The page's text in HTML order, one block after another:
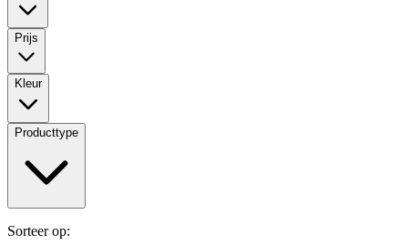
Prijs
Kleur
Producttype
Sorteer op: